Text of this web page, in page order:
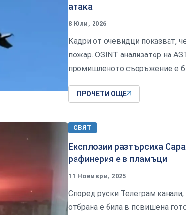
атака
8 Юли, 2026
Кадри от очевидци показват,
пожар. OSINT анализатор на
промишленото съоръжение е
ПРОЧЕТИ ОЩЕ
СВЯТ
Експлозии разтърсиха
рафинерия е в пламъци
11 Ноември, 2025
Според руски Телеграм
отбрана е била в повишена